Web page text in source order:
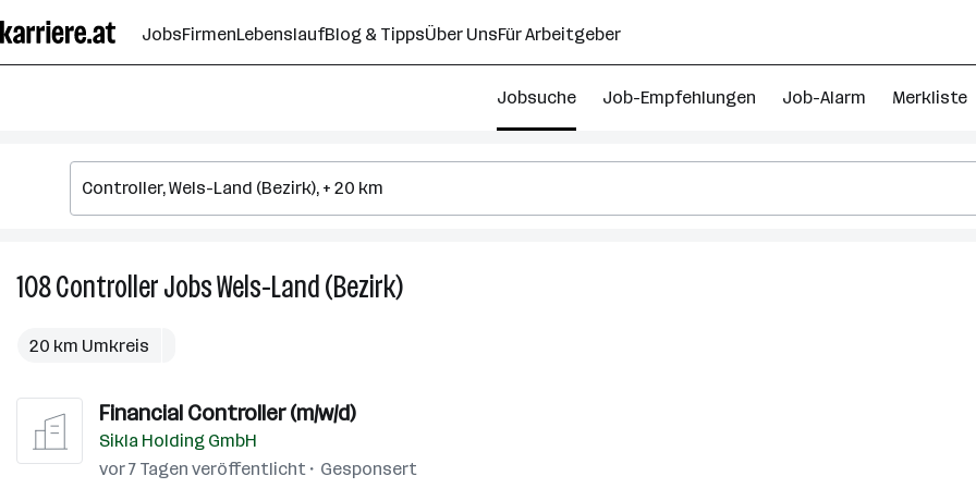
Seiteninhalt
springen
JobsFirmenLebenslaufBlog & TippsÜber UnsFür Arbeitgeber
Jobsuche Job-Empfehlungen Job-Alarm Merkliste
108ControllerJobsWels-Land (Bezirk)108
20 km Umkreis
Financial Controller (m/w/d)
Sikla Holding GmbH
vor 7 Tagen veröffentlicht
Gesponsert